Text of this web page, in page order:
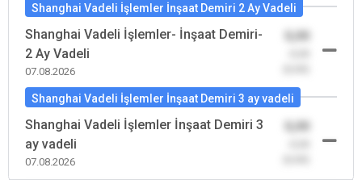
Shanghai Vadeli İşlemler İnşaat Demiri 2 Ay Vadeli
Shanghai Vadeli İşlemler- İnşaat Demiri-
2 Ay Vadeli
07.08.2026
Shanghai Vadeli İşlemler İnşaat Demiri 3 ay vadeli
Shanghai Vadeli İşlemler İnşaat Demiri 3
ay vadeli
07.08.2026